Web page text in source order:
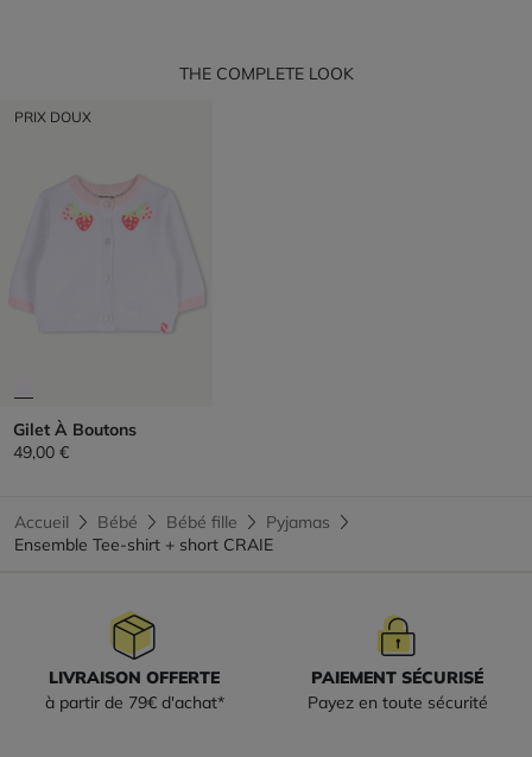
THE COMPLETE LOOK
PRIX DOUX
Gilet À Boutons
49,00 €
Accueil Bébé Bébé fille
Pyjamas
Ensemble Tee-shirt + short CRAIE
LIVRAISON OFFERTE
à partir de 79€ d'achat*
PAIEMENT SÉCURISÉ
Payez en toute sécurité